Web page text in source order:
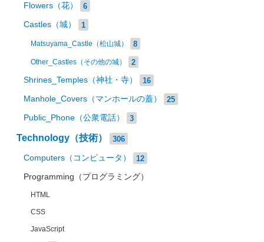
Flowers（花） 6
Castles（城） 1
Matsuyama_Castle（松山城） 8
Other_Castles（その他の城） 2
Shrines_Temples（神社・寺） 16
Manhole_Covers（マンホールの蓋） 25
Public_Phone（公衆電話） 3
Technology（技術） 306
Computers（コンピュータ） 12
Programming（プログラミング）
HTML
CSS
JavaScript